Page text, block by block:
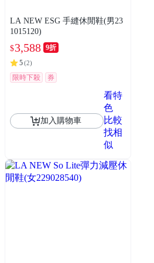
LA NEW ESG 手縫休閒鞋(男23
1015120)
$3,588 9折
5(2)
限時下殺 券
加入購物車
看特
色
比較
找相
似